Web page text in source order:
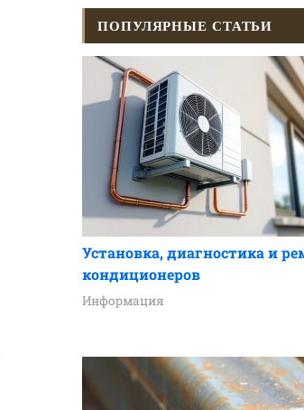
ПОПУЛЯРНЫЕ СТАТЬИ
Установка, диагностика и
кондиционеров
Информация